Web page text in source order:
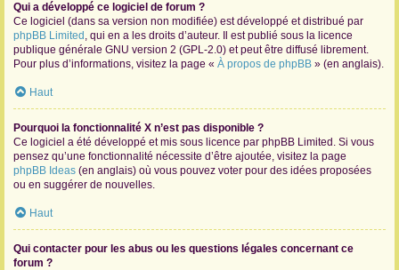
Qui a développé ce logiciel de forum ?
Ce logiciel (dans sa version non modifiée) est développé et distribué par
phpBB Limited , qui en a les droits d’auteur. Il est publié sous la licence
publique générale GNU version 2 (GPL-2.0) et peut être diffusé librement.
Pour plus d’informations, visitez la page « À propos de phpBB » (en anglais).
Haut
Pourquoi la fonctionnalité X n’est pas disponible ?
Ce logiciel a été développé et mis sous licence par phpBB Limited. Si vous
pensez qu’une fonctionnalité nécessite d’être ajoutée, visitez la page
phpBB Ideas (en anglais) où vous pouvez voter pour des idées proposées
ou en suggérer de nouvelles.
Haut
Qui contacter pour les abus ou les questions légales concernant ce
forum ?